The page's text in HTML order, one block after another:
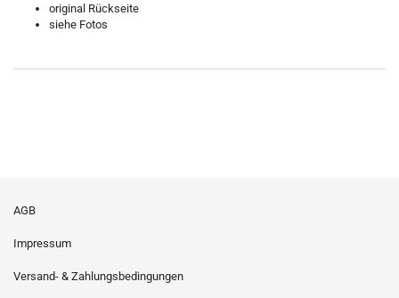
original Rückseite
siehe Fotos
AGB
Impressum
Versand- & Zahlungsbedingungen